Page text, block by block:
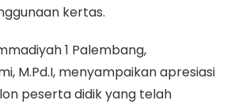
kertas.
1 Palembang,
M.Pd.I, menyampaikan apresiasi
peserta didik yang telah